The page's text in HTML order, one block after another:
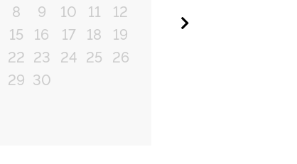
8 9 10 11
12
15 16 17 18
19
22 23 24 25 26
29 30